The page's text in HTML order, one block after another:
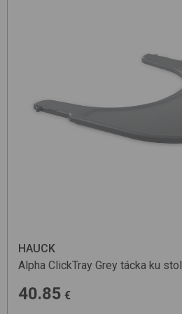
HAUCK
Alpha ClickTray Grey tácka ku
40.85 €